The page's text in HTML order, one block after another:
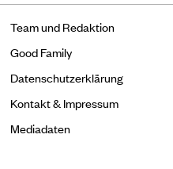
Team und Redaktion
Good Family
Datenschutzerklärung
Kontakt & Impressum
Mediadaten